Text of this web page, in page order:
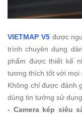
VIETMAP V5được
trình chuyên dụng
phẩm được thiết kế
tương thích tốt với mọi
Không chỉ được đánh
dùng tin tưởng sử
- Camera kép siêu